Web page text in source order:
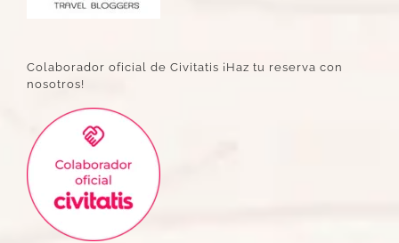
Colaborador oficial de Civitatis ¡Haz tu reserva con
nosotros!